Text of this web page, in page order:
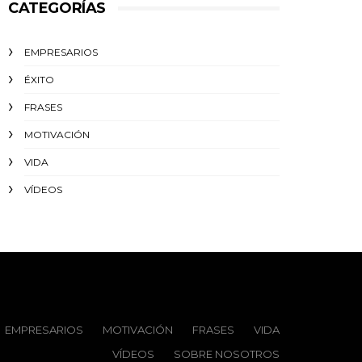
CATEGORÍAS
EMPRESARIOS
ÉXITO‬
FRASES
MOTIVACIÓN
VIDA
VÍDEOS
EMPRESARIOS MOTIVACIÓN FRASES
VIDA
VÍDEOS
SOBRE NOSOTROS